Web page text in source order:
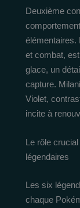
Deuxième
élémentaires.
et combat,
glace, un
capture.
Violet,
incite à
Le rôle
légendaires
Les six
chaque